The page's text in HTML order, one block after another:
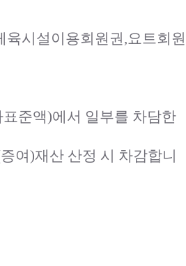
육시설이용회원권,요트회원
준액)에서 일부를 차담한
여)재산 산정 시 차감합니